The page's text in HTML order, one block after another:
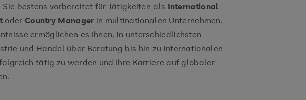
bestens vorbereitet für Tätigkeiten als International
oder Country Manager in multinationalen Unternehmen.
ermöglichen es Ihnen, in unterschiedlichsten
und Handel über Beratung bis hin zu internationalen
tätig zu werden und Ihre Karriere auf globaler